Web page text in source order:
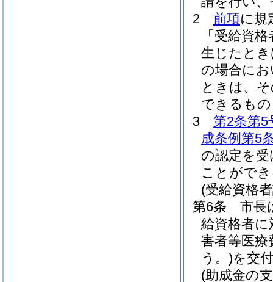
2
前項に規
「受給資
生じたと
の場合に
ときは、
できるも
3
第2条第5
成条例第5
の認定を
ことがで
(受給資格
第6条
市長
給資格者
害者等医療
う。)を交
(助成金の